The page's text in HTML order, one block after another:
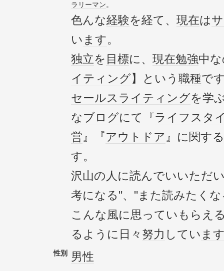
ラリーマン。
色んな経験を経て、 現在は
い ます。
独立を 目標に、 現在勉強中
イティング】という 職種で
セールス ライティングを学
なブログにて『ライフスタ
営』『アウトドア』に関する
す。
沢山の人に読んでいいただ
考になる"、"また読みたくな
こんな風に思っていもらえ
るように日々 努力 してい ま
性別 男性